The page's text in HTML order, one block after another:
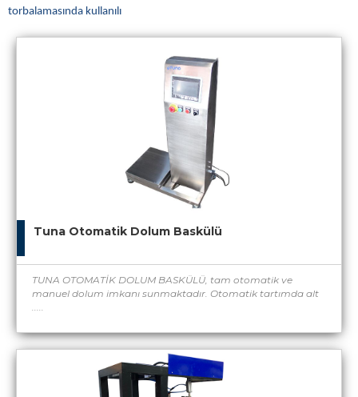
torbalamasında kullanılı
Tuna Otomatik Dolum Baskülü
TUNA OTOMATİK DOLUM BASKÜLÜ, tam otomatik ve
manuel dolum imkanı sunmaktadır. Otomatik tartımda alt
.....